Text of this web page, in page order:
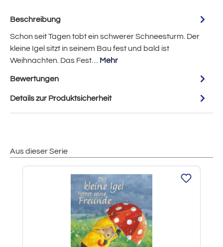
Beschreibung
Schon seit Tagen tobt ein schwerer Schneesturm. Der
kleine Igel sitzt in seinem Bau fest und bald ist
Weihnachten. Das Fest… Mehr
Bewertungen
Details zur Produktsicherheit
Aus dieser Serie
Produktgalerie überspringen